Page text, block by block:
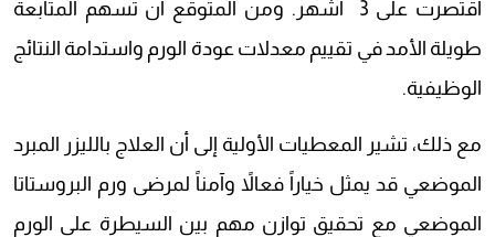
اقتصرت على 3 أشهر. ومن المتوقع أن تسهم المتابعة
طويلة الأمد في تقييم معدلات عودة الورم واستدامة النتائج
الوظيفية.
مع ذلك، تشير المعطيات الأولية إلى أن العلاج بالليزر المبرد
الموضعي قد يمثل خياراً فعالاً وآمناً لمرضى ورم البروستاتا
الموضعي مع تحقيق توازن مهم بين السيطرة على الورم